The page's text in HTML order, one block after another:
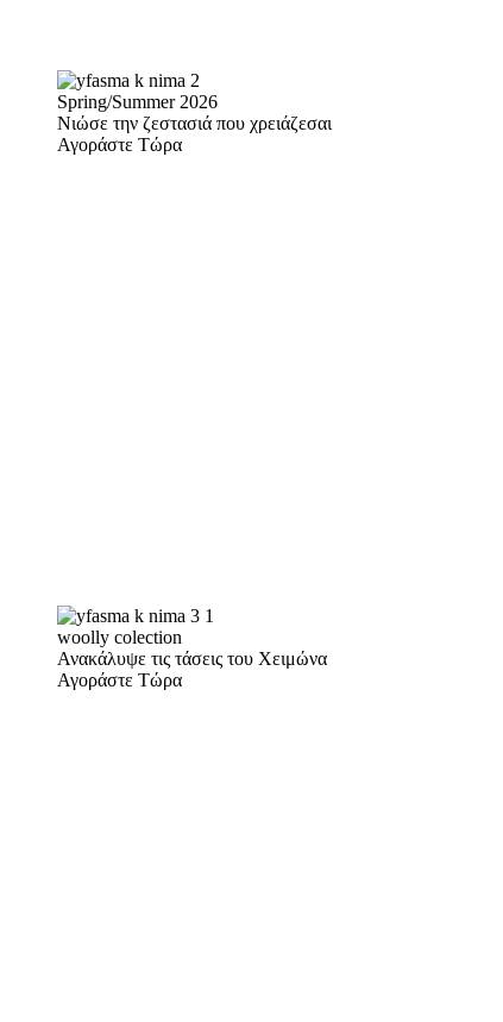
Spring/Summer 2026
Νιώσε την ζεστασιά που χρειάζεσαι
Αγοράστε Τώρα
woolly colection
Ανακάλυψε τις τάσεις του Χειμώνα
Αγοράστε Τώρα